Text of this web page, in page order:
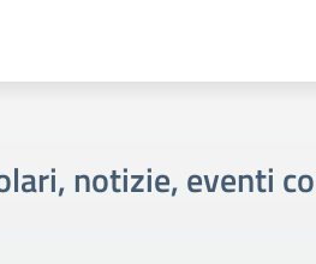
notizie, eventi